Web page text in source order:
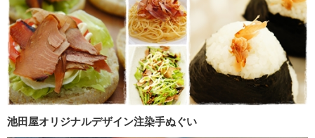
池田屋オリジナルデザイン注染手ぬぐい